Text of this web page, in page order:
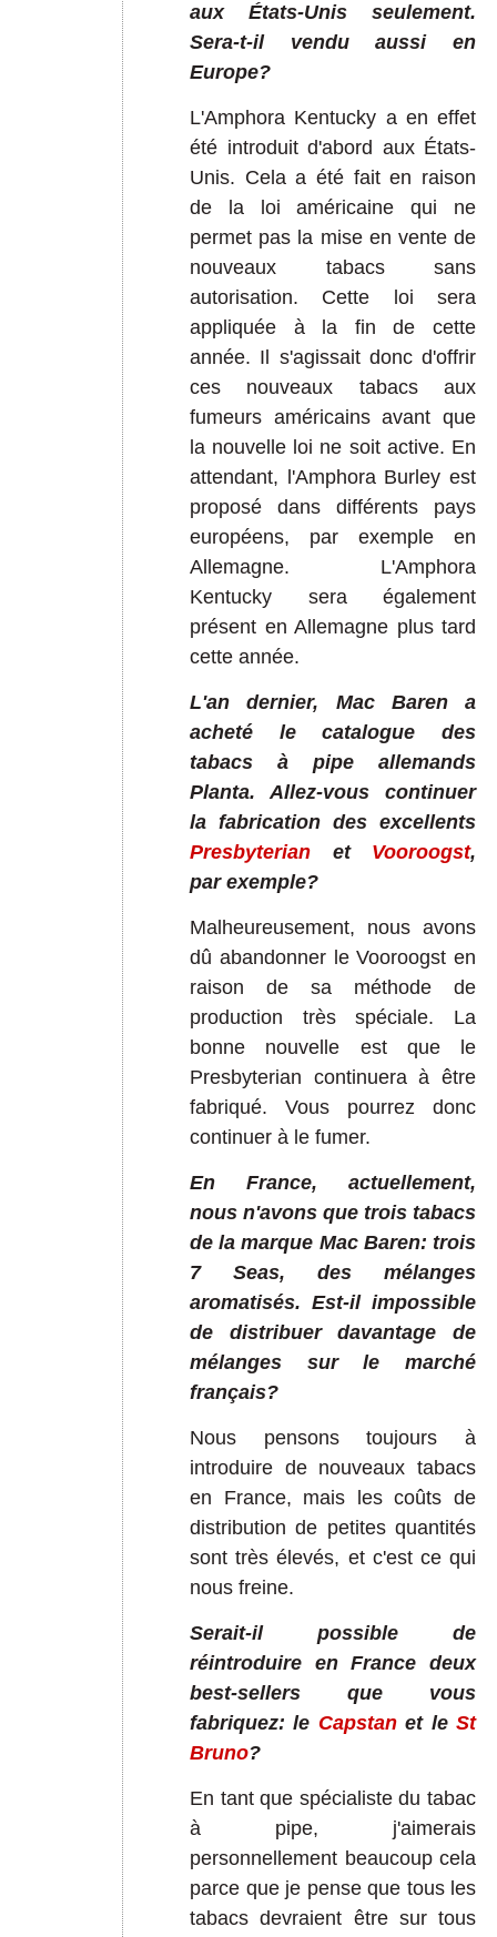
aux États-Unis seulement.
Sera-t-il vendu aussi en
Europe?
L'Amphora Kentucky a en effet
été introduit d'abord aux États-
Unis. Cela a été fait en raison
de la loi américaine qui ne
permet pas la mise en vente de
nouveaux tabacs sans
autorisation. Cette loi sera
appliquée à la fin de cette
année. Il s'agissait donc d'offrir
ces nouveaux tabacs aux
fumeurs américains avant que
la nouvelle loi ne soit active. En
attendant, l'Amphora Burley est
proposé dans différents pays
européens, par exemple en
Allemagne. L'Amphora
Kentucky sera également
présent en Allemagne plus tard
cette année.
L'an dernier, Mac Baren a
acheté le catalogue des
tabacs à pipe allemands
Planta. Allez-vous continuer
la fabrication des excellents
Presbyterian et Vooroogst,
par exemple?
Malheureusement, nous avons
dû abandonner le Vooroogst en
raison de sa méthode de
production très spéciale. La
bonne nouvelle est que le
Presbyterian continuera à être
fabriqué. Vous pourrez donc
continuer à le fumer.
En France, actuellement,
nous n'avons que trois tabacs
de la marque Mac Baren: trois
7 Seas, des mélanges
aromatisés. Est-il impossible
de distribuer davantage de
mélanges sur le marché
français?
Nous pensons toujours à
introduire de nouveaux tabacs
en France, mais les coûts de
distribution de petites quantités
sont très élevés, et c'est ce qui
nous freine.
Serait-il possible de
réintroduire en France deux
best-sellers que vous
fabriquez: le Capstanet leSt
Bruno?
En tant que spécialiste du tabac
à pipe, j'aimerais
personnellement beaucoup cela
parce que je pense que tous les
tabacs devraient être sur tous